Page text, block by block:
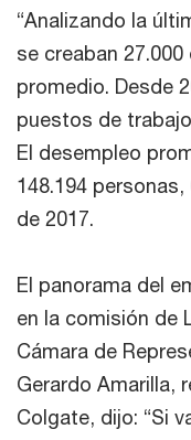
“Analizando la
se creaban
promedio. Desde
puestos de
El desempleo
148.194
de 2017.
El panorama del
en la comisión de
Cámara de
Gerardo Amarilla,
Colgate, dijo: “Si